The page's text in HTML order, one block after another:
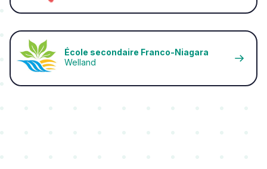
École secondaire Franco-Niagara
Welland